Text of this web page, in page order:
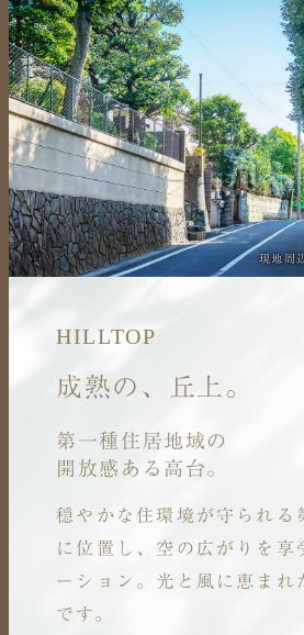
現地周
HILLTOP
成熟の、丘上。
第一種住居地域の
開放感ある高台。
穏やかな住環境が守られる
に位置し、 空の広がりを享
ーション。 光と風に恵まれ
です。